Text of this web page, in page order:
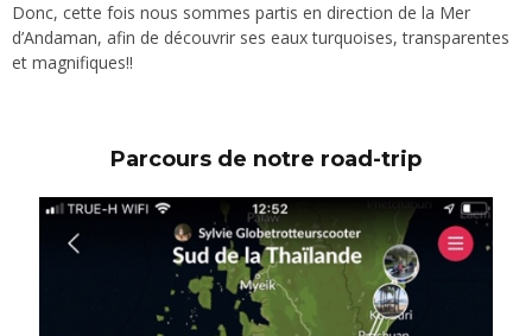
Donc, cette fois nous sommes partis en direction de la Mer
d’Andaman, afin de découvrir ses eaux turquoises, transparentes
et magnifiques!!
Parcours de notre road-trip